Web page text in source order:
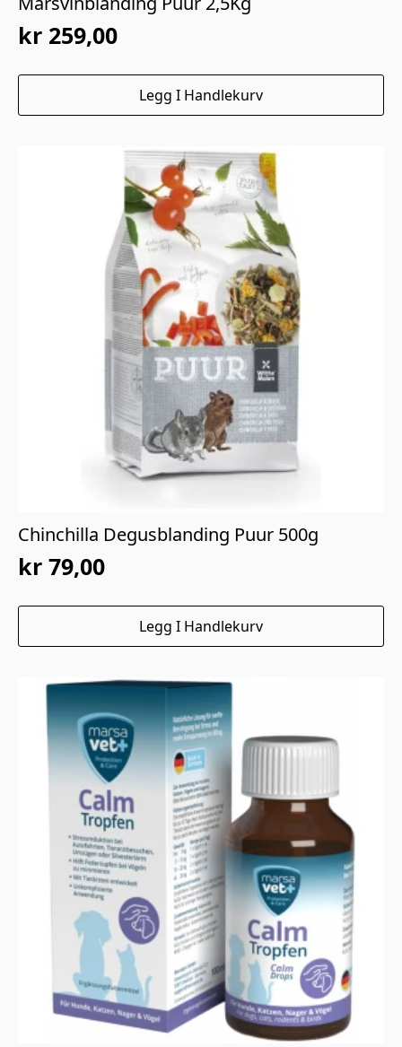
kr 259,00
Legg I Handlekurv
Chinchilla Degusblanding Puur 500g
kr 79,00
Legg I Handlekurv